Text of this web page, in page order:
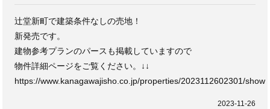
辻堂新町で建築条件なしの売地！
新発売です。
建物参考プランのパースも掲載していますので
物件詳細ページをご覧ください。↓↓
https://www.kanagawajisho.co.jp/properties/2023112602301/show
2023-11-26